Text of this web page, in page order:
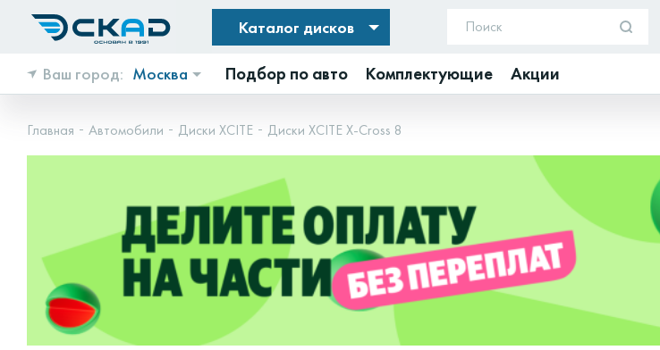
Каталог дисков
Ваш город: Москва Подбор по авто Комплектующие Акции
Главная Автомобили Диски XCITE Диски XCITE X-Cross 8